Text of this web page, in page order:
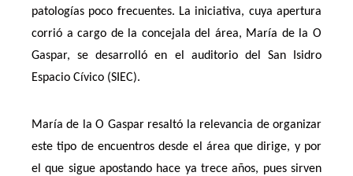
patologías poco frecuentes. La iniciativa, cuya apertura
corrió a cargo de la concejala del área, María de la O
Gaspar, se desarrolló en el auditorio del San Isidro
Espacio Cívico (SIEC).
María de la O Gaspar resaltó la relevancia de organizar
este tipo de encuentros desde el área que dirige, y por
el que sigue apostando hace ya trece años, pues sirven